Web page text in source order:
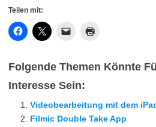
Teilen mit:
Folgende Themen Könnte
Interesse Sein:
Videobearbeitung mit dem
Filmic Double Take App